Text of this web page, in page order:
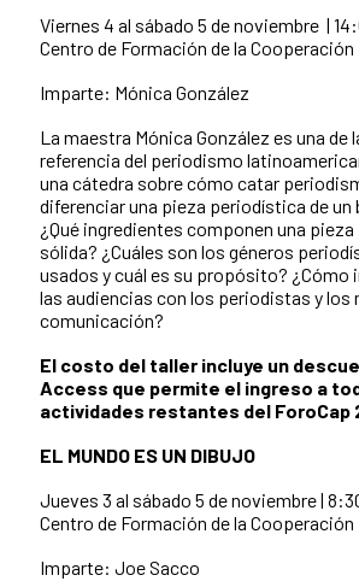
Viernes 4 al sábado 5 de noviembre |
Centro de Formación de la
Imparte: Mónica González
La maestra Mónica González es una de
referencia del periodismo
una cátedra sobre cómo catar
diferenciar una pieza periodística de un
¿Qué ingredientes componen una
sólida? ¿Cuáles son los géneros
usados y cuál es su propósito? ¿Cómo
las audiencias con los periodistas y los
comunicación?
El costo del taller incluye un
Access que permite el ingreso a
actividades restantes del ForoCap
EL MUNDO ES UN DIBUJO
Jueves 3 al sábado 5 de noviembre |
Centro de Formación de la
Imparte: Joe Sacco